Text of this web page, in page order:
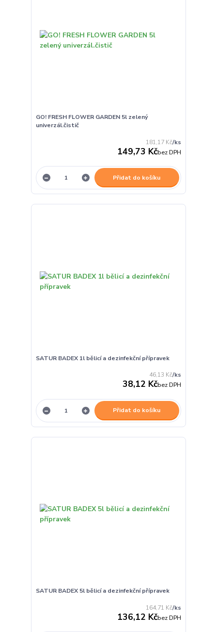
GO! FRESH FLOWER GARDEN 5l zelený
univerzál.čistič
181,17 Kč/ks
149,73 Kčbez DPH
Přidat do košíku
SATUR BADEX 1l bělicí a dezinfekční přípravek
46,13 Kč/ks
38,12 Kčbez DPH
Přidat do košíku
SATUR BADEX 5l bělicí a dezinfekční přípravek
164,71 Kč/ks
136,12 Kčbez DPH